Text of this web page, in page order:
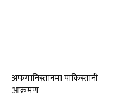
अफगानिस्तानमा पाकिस्तानी
आक्रमण